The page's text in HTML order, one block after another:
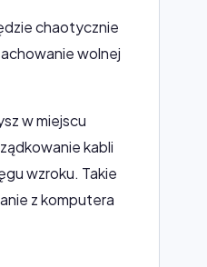
chaotycznie
wolnej
w miejscu
kabli
wzroku. Takie
z komputera